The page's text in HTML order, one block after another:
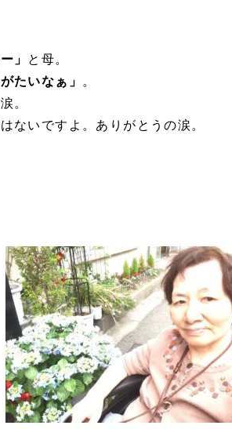
」 と母。
たいなぁ」
。
。
ないですよ。ありがとうの涙。